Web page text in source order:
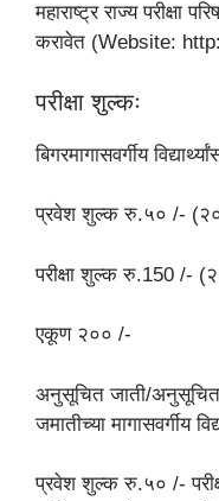
महाराष्ट्र राज्य परीक्षा
करावेत (Website:
परीक्षा शुल्कः
बिगरमागासवर्गीय
प्रवेश शुल्क रु.५० /-
परीक्षा शुल्क रु.150 /-
एकूण २०० /-
अनुसूचित जाती/अनुसूचित
जमातीच्या मागासवर्गीय
प्रवेश शुल्क रु.५० /-